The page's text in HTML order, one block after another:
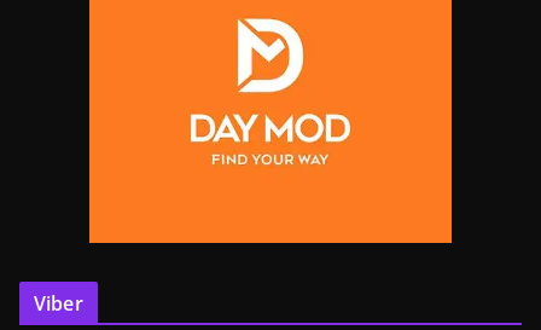
Viber